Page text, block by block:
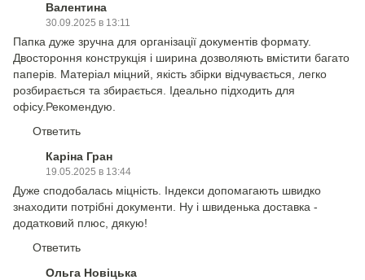
Валентина
30.09.2025 в 13:11
Папка дуже зручна для організації документів формату.
Двостороння конструкція і ширина дозволяють вмістити багато
паперів. Матеріал міцний, якість збірки відчувається, легко
розбирається та збирається. Ідеально підходить для
офісу.Рекомендую.
Ответить
Каріна Гран
19.05.2025 в 13:44
Дуже сподобалась міцність. Індекси допомагають швидко
знаходити потрібні документи. Ну і швиденька доставка -
додатковий плюс, дякую!
Ответить
Ольга Новіцька